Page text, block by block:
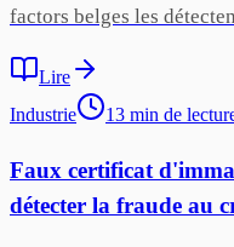
factors belges les
Lire
Industrie
13 min de
Faux certificat
détecter la fraude au